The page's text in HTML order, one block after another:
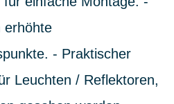
erhöhte
- Praktischer
Leuchten / Reflektoren,